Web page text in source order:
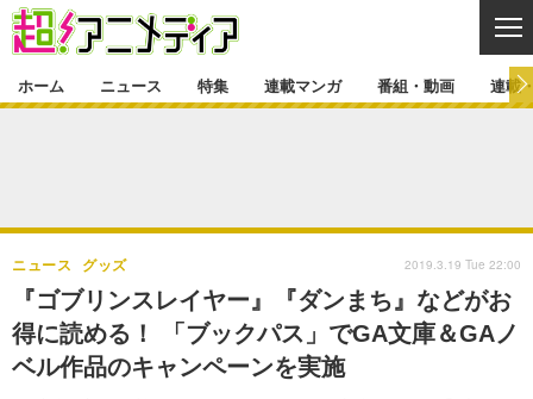
ゲーム・アプリ マンガ
グッズ イベント
声優
特集一覧 カバー
ラキりす
連載マンガ
連載マンガ一覧
番組・動画
番組・動画一覧 ラジオ
動画
連載・ブログ
連載・ブログ一覧
ホーム ニュース 特集 連載マンガ 番組・動画 連載
『ゴブリンスレイヤー』『ダンまち』などがお
得に読める！ 「ブックパス」でGA文庫＆GAノ
ベル作品のキャンペーンを実施
ニュース グッズ 2019.3.19 Tue 22:00